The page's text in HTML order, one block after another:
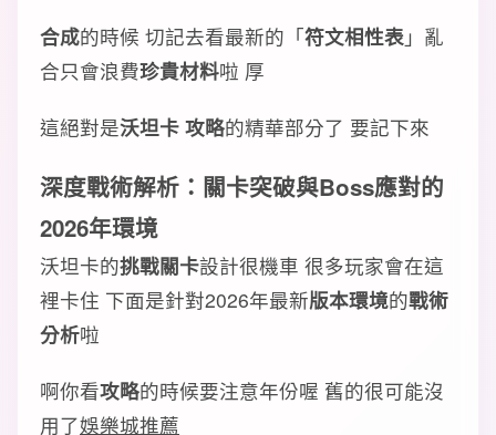
合成的時候 切記去看最新的「符文相性表」亂
合只會浪費珍貴材料啦 厚
這絕對是沃坦卡 攻略的精華部分了 要記下來
深度戰術解析 ： 關卡突破與Boss應對的
2026年環境
沃坦卡的挑戰關卡設計很機車 很多玩家會在這
裡卡住 下面是針對2026年最新版本環境的戰術
分析啦
啊你看攻略的時候要注意年份喔 舊的很可能沒
用了娛樂城推薦